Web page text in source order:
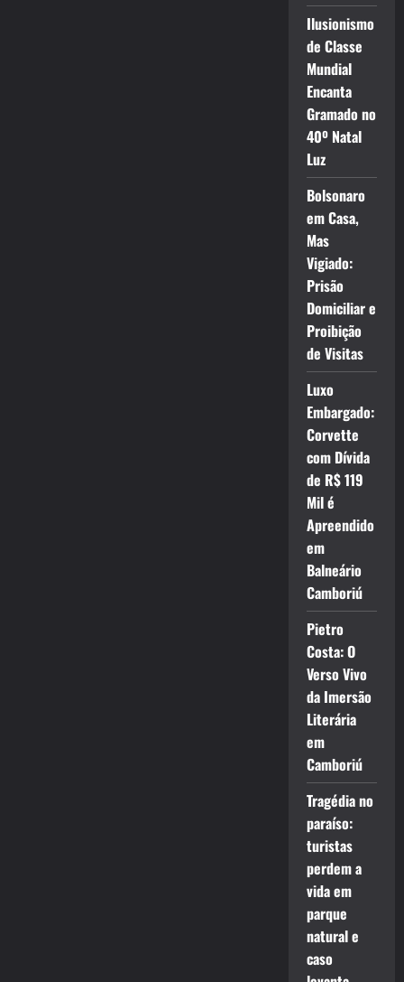
Ilusionismo
de Classe
Mundial
Encanta
Gramado no
40º Natal
Luz
Bolsonaro
em Casa,
Mas
Vigiado:
Prisão
Domiciliar e
Proibição
de Visitas
Luxo
Embargado:
Corvette
com Dívida
de R$ 119
Mil é
Apreendido
em
Balneário
Camboriú
Pietro
Costa: O
Verso Vivo
da Imersão
Literária
em
Camboriú
Tragédia no
paraíso:
turistas
perdem a
vida em
parque
natural e
caso